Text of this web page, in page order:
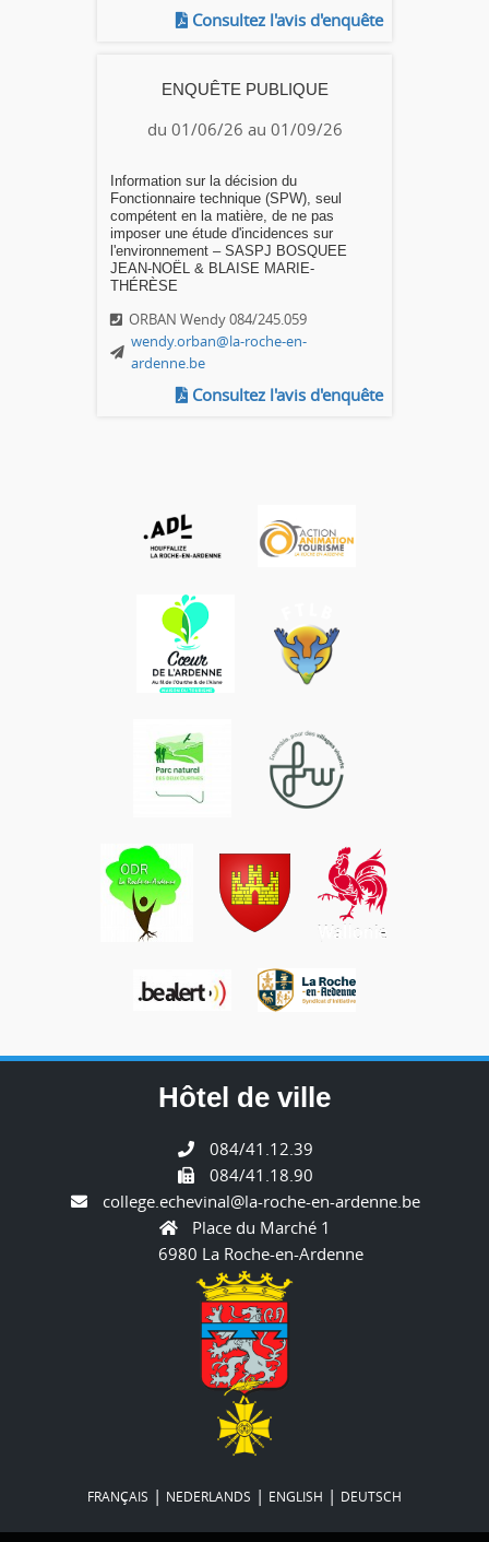
Consultez l'avis d'enquête
ENQUÊTE PUBLIQUE
du 01/06/26 au 01/09/26
Information sur la décision du
Fonctionnaire technique (SPW), seul
compétent en la matière, de ne pas
imposer une étude d'incidences sur
l'environnement – SASPJ BOSQUEE
JEAN-NOËL & BLAISE MARIE-
THÉRÈSE
ORBAN Wendy 084/245.059
wendy.orban@la-roche-en-
ardenne.be
Consultez l'avis d'enquête
Hôtel de ville
084/41.12.39
084/41.18.90
college.echevinal@la-roche-en-ardenne.be
Place du Marché 1
6980 La Roche-en-Ardenne
FRANÇAIS | NEDERLANDS | ENGLISH | DEUTSCH